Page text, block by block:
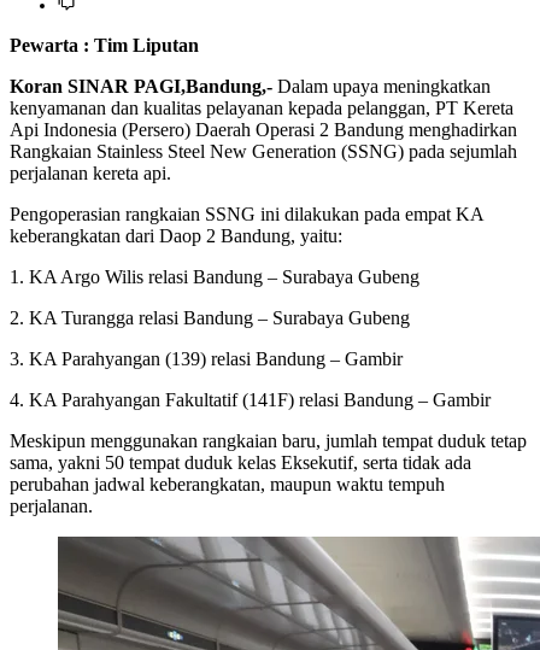
Pewarta : Tim Liputan
Koran SINAR PAGI,Bandung,- Dalam upaya meningkatkan
kenyamanan dan kualitas pelayanan kepada pelanggan, PT Kereta
Api Indonesia (Persero) Daerah Operasi 2 Bandung menghadirkan
Rangkaian Stainless Steel New Generation (SSNG) pada sejumlah
perjalanan kereta api.
Pengoperasian rangkaian SSNG ini dilakukan pada empat KA
keberangkatan dari Daop 2 Bandung, yaitu:
1. KA Argo Wilis relasi Bandung – Surabaya Gubeng
2. KA Turangga relasi Bandung – Surabaya Gubeng
3. KA Parahyangan (139) relasi Bandung – Gambir
4. KA Parahyangan Fakultatif (141F) relasi Bandung – Gambir
Meskipun menggunakan rangkaian baru, jumlah tempat duduk tetap
sama, yakni 50 tempat duduk kelas Eksekutif, serta tidak ada
perubahan jadwal keberangkatan, maupun waktu tempuh
perjalanan.